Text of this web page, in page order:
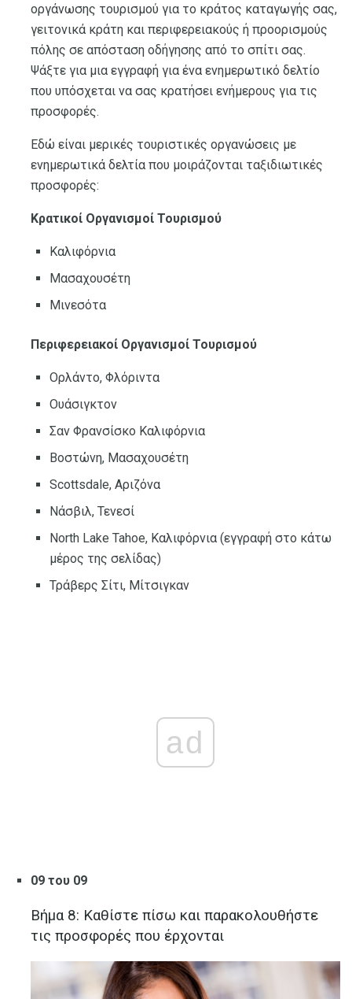
οργάνωσης τουρισμού για το κράτος καταγωγής σας,
γειτονικά κράτη και περιφερειακούς ή προορισμούς
πόλης σε απόσταση οδήγησης από το σπίτι σας.
Ψάξτε για μια εγγραφή για ένα ενημερωτικό δελτίο
που υπόσχεται να σας κρατήσει ενήμερους για τις
προσφορές.
Εδώ είναι μερικές τουριστικές οργανώσεις με
ενημερωτικά δελτία που μοιράζονται ταξιδιωτικές
προσφορές:
Κρατικοί Οργανισμοί Τουρισμού
Καλιφόρνια
Μασαχουσέτη
Μινεσότα
Περιφερειακοί Οργανισμοί Τουρισμού
Ορλάντο, Φλόριντα
Ουάσιγκτον
Σαν Φρανσίσκο Καλιφόρνια
Βοστώνη, Μασαχουσέτη
Scottsdale, Αριζόνα
Νάσβιλ, Τενεσί
North Lake Tahoe, Καλιφόρνια (εγγραφή στο κάτω
μέρος της σελίδας)
Τράβερς Σίτι, Μίτσιγκαν
ad
09 του 09
Βήμα 8: Καθίστε πίσω και παρακολουθήστε
τις προσφορές που έρχονται